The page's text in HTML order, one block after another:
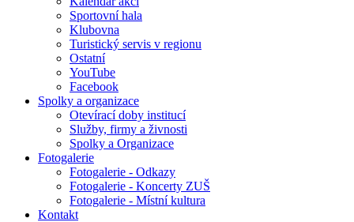
Sportovní hala
Klubovna
Turistický servis v regionu
Ostatní
YouTube
Facebook
Spolky a organizace
Otevírací doby institucí
Služby, firmy a živnosti
Spolky a Organizace
Fotogalerie
Fotogalerie - Odkazy
Fotogalerie - Koncerty ZUŠ
Fotogalerie - Místní kultura
Kontakt